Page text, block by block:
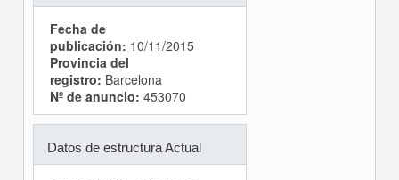
Fecha de
publicación: 10/11/2015
Provincia del
registro: Barcelona
Nº de anuncio: 453070
Datos de estructura Actual